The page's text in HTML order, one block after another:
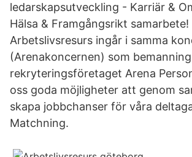
ledarskapsutveckling - Karriär &
Hälsa & Framgångsrikt samarbete!
Arbetslivsresurs ingår i samma
(Arenakoncernen) som
rekryteringsföretaget Arena
oss goda möjligheter att genom
skapa jobbchanser för våra
Matchning.